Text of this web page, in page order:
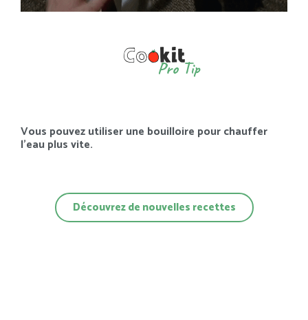
Pro Tip
Vous pouvez utiliser une bouilloire pour chauffer
l’eau plus vite.
Découvrez de nouvelles recettes